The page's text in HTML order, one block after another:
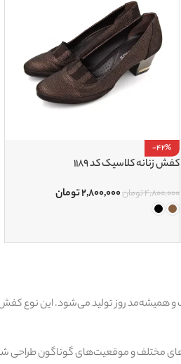
-42%
کفش زنانه کلاسیک کد 1189
۴,۸۰۰,۰۰۰تومان۲,۸۰۰,۰۰۰تومان
و همیشه‌مد روز تولید می‌شود. این نوع
مختلف و موقعیت‌های گوناگون طراحی